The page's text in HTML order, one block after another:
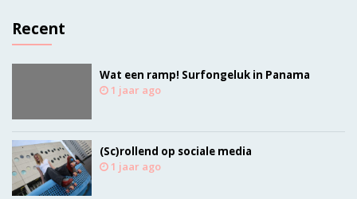
Recent
Wat een ramp! Surfongeluk in Panama
1 jaar ago
(Sc)rollend op sociale media
1 jaar ago